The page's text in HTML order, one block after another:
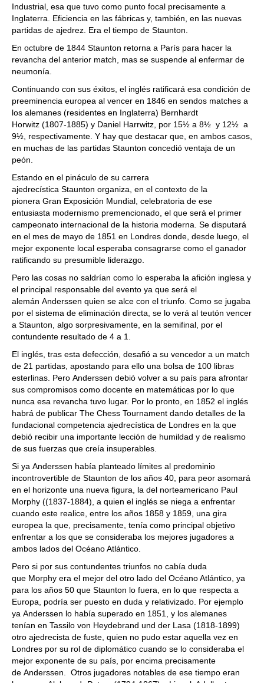
Industrial, esa que tuvo como punto focal precisamente a
Inglaterra. Eficiencia en las fábricas y, también, en las nuevas
partidas de ajedrez. Era el tiempo de Staunton.
En octubre de 1844 Staunton retorna a París para hacer la
revancha del anterior match, mas se suspende al enfermar de
neumonía.
Continuando con sus éxitos, el inglés ratificará esa condición de
preeminencia europea al vencer en 1846 en sendos matches a
los alemanes (residentes en Inglaterra) Bernhardt
Horwitz (1807-1885) y Daniel Harrwitz, por 15½ a 8½ y 12½ a
9½, respectivamente. Y hay que destacar que, en ambos casos,
en muchas de las partidas Staunton concedió ventaja de un
peón.
Estando en el pináculo de su carrera
ajedrecística Staunton organiza, en el contexto de la
pionera Gran Exposición Mundial, celebratoria de ese
entusiasta modernismo premencionado, el que será el primer
campeonato internacional de la historia moderna. Se disputará
en el mes de mayo de 1851 en Londres donde, desde luego, el
mejor exponente local esperaba consagrarse como el ganador
ratificando su presumible liderazgo.
Pero las cosas no saldrían como lo esperaba la afición inglesa y
el principal responsable del evento ya que será el
alemán Anderssen quien se alce con el triunfo. Como se jugaba
por el sistema de eliminación directa, se lo verá al teutón vencer
a Staunton, algo sorpresivamente, en la semifinal, por el
contundente resultado de 4 a 1.
El inglés, tras esta defección, desafió a su vencedor a un match
de 21 partidas, apostando para ello una bolsa de 100 libras
esterlinas. Pero Anderssen debió volver a su país para afrontar
sus compromisos como docente en matemáticas por lo que
nunca esa revancha tuvo lugar. Por lo pronto, en 1852 el inglés
habrá de publicar The Chess Tournament dando detalles de la
fundacional competencia ajedrecística de Londres en la que
debió recibir una importante lección de humildad y de realismo
de sus fuerzas que creía insuperables.
Si ya Anderssen había planteado límites al predominio
incontrovertible de Staunton de los años 40, para peor asomará
en el horizonte una nueva figura, la del norteamericano Paul
Morphy ((1837-1884), a quien el inglés se niega a enfrentar
cuando este realice, entre los años 1858 y 1859, una gira
europea la que, precisamente, tenía como principal objetivo
enfrentar a los que se consideraba los mejores jugadores a
ambos lados del Océano Atlántico.
Pero si por sus contundentes triunfos no cabía duda
que Morphy era el mejor del otro lado del Océano Atlántico, ya
para los años 50 que Staunton lo fuera, en lo que respecta a
Europa, podría ser puesto en duda y relativizado. Por ejemplo
ya Anderssen lo había superado en 1851, y los alemanes
tenían en Tassilo von Heydebrand und der Lasa (1818-1899)
otro ajedrecista de fuste, quien no pudo estar aquella vez en
Londres por su rol de diplomático cuando se lo consideraba el
mejor exponente de su país, por encima precisamente
de Anderssen. Otros jugadores notables de ese tiempo eran